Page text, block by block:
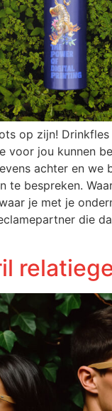
op zijn! Drinkfles
voor jou kunnen
achter en we
te bespreken.
je met je
die